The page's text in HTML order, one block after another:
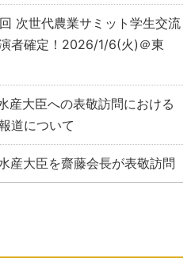
次世代農業サミット学生交流
者確定！2026/1/6(火)＠東
産大臣への表敬訪問における
道について
産大臣を齋藤会長が表敬訪問